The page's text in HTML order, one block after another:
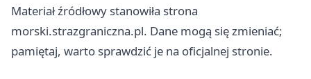
Materiał źródłowy stanowiła strona
morski.strazgraniczna.pl. Dane mogą się zmieniać;
pamiętaj, warto sprawdzić je na oficjalnej stronie.